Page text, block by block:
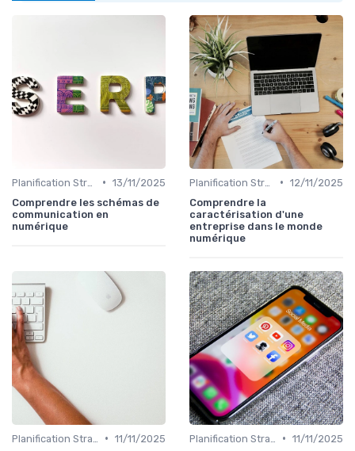
• 13/11/2025
Comprendre les schémas de
communication en
numérique
• 12/11/2025
Comprendre la
caractérisation d'une
entreprise dans le monde
numérique
• 11/11/2025
• 11/11/2025